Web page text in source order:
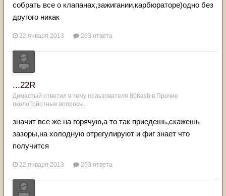
собрать все о клапанах,зажигании,карбюраторе)одно без
другого никак
22 января 2013 263 ответа
...22R
Димастый ответил в тему пользователя 808ash в Прочие
околоТойотные вопросы.
значит все же на горячую,а то так приедешь,скажешь
зазоры,на холодную отрегулируют и фиг знает что
получится
22 января 2013 263 ответа